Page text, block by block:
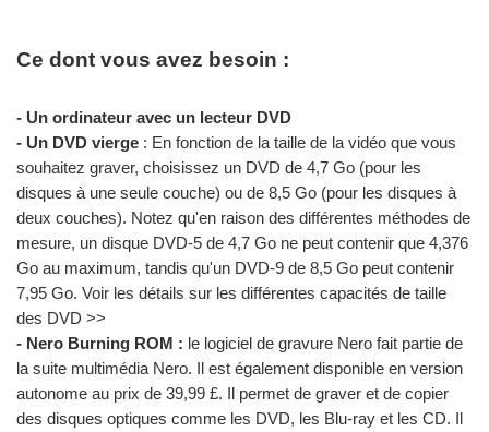
Ce dont vous avez besoin :
- Un ordinateur avec un lecteur DVD
- Un DVD vierge : En fonction de la taille de la vidéo que vous
souhaitez graver, choisissez un DVD de 4,7 Go (pour les
disques à une seule couche) ou de 8,5 Go (pour les disques à
deux couches). Notez qu'en raison des différentes méthodes de
mesure, un disque DVD-5 de 4,7 Go ne peut contenir que 4,376
Go au maximum, tandis qu'un DVD-9 de 8,5 Go peut contenir
7,95 Go. Voir les détails sur les différentes capacités de taille
des DVD >>
- Nero Burning ROM : le logiciel de gravure Nero fait partie de
la suite multimédia Nero. Il est également disponible en version
autonome au prix de 39,99 £. Il permet de graver et de copier
des disques optiques comme les DVD, les Blu-ray et les CD. Il